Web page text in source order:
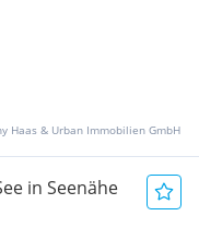
Haas & Urban Immobilien GmbH
in Seenähe